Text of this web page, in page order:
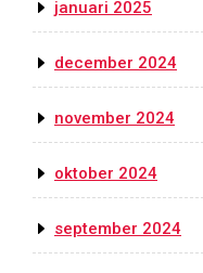
januari 2025
december 2024
november 2024
oktober 2024
september 2024